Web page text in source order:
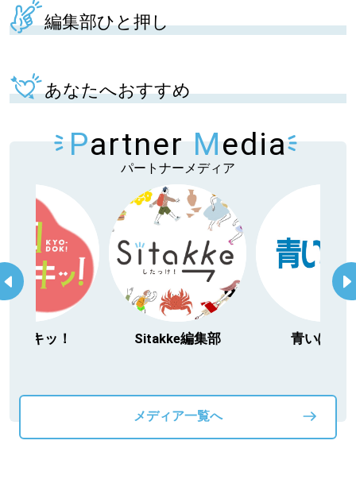
編集部ひと押し
あなたへおすすめ
Partner Media
パートナーメディア
日ドキッ！ Sitakke編集部 青いぽす
メディア一覧へ